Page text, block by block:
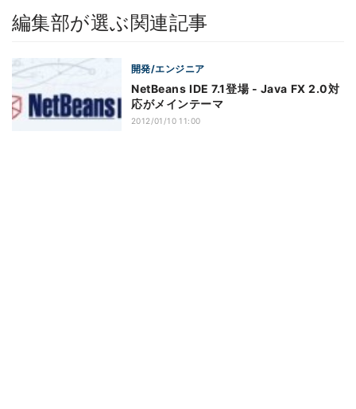
編集部が選ぶ関連記事
開発/エンジニア
NetBeans IDE 7.1登場 - Java FX 2.0対
応がメインテーマ
2012/01/10 11:00